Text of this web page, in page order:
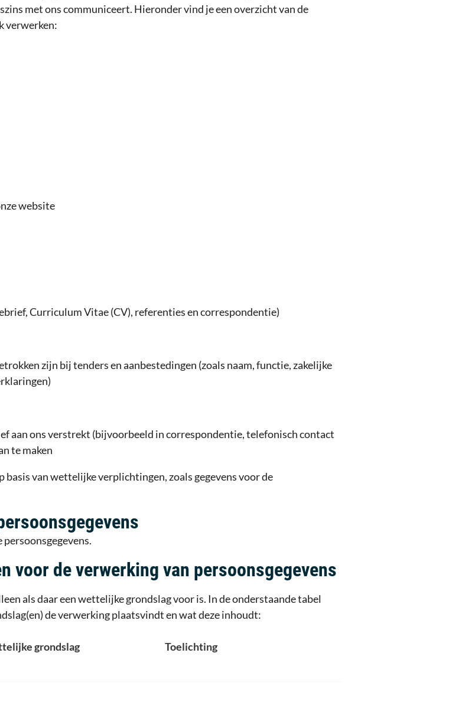
met ons communiceert. Hieronder vind je een overzicht van de
verwerken:
website
Curriculum Vitae (CV), referenties en correspondentie)
zijn bij tenders en aanbestedingen (zoals naam, functie, zakelijke
aan ons verstrekt (bijvoorbeeld in correspondentie, telefonisch contact
te maken
van wettelijke verplichtingen, zoals gegevens voor de
voor de verwerking van persoonsgegevens
als daar een wettelijke grondslag voor is. In de onderstaande tabel
de verwerking plaatsvindt en wat deze inhoudt:
grondslag Toelichting